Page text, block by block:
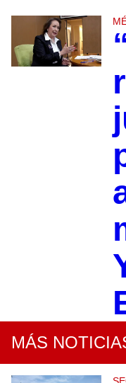
MÁS